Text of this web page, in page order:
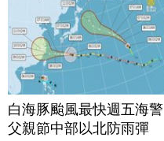
白海豚颱風最快週五海警
父親節中部以北防雨彈